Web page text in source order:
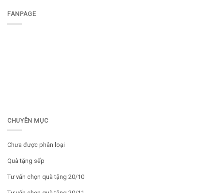
FANPAGE
CHUYÊN MỤC
Chưa được phân loại
Quà tặng sếp
Tư vấn chọn quà tặng 20/10